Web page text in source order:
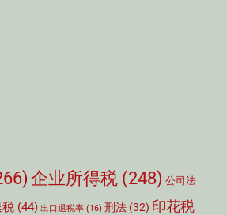
企业所得税 (248) 公司法
税 (44) 出口退税率 (16) 刑法 (32) 印花税